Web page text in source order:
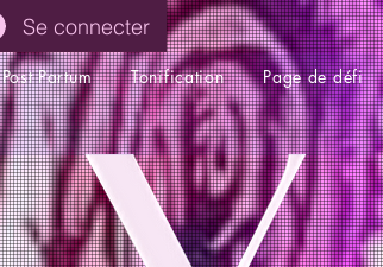
Se connecter
Post Partum Tonification Page de défi